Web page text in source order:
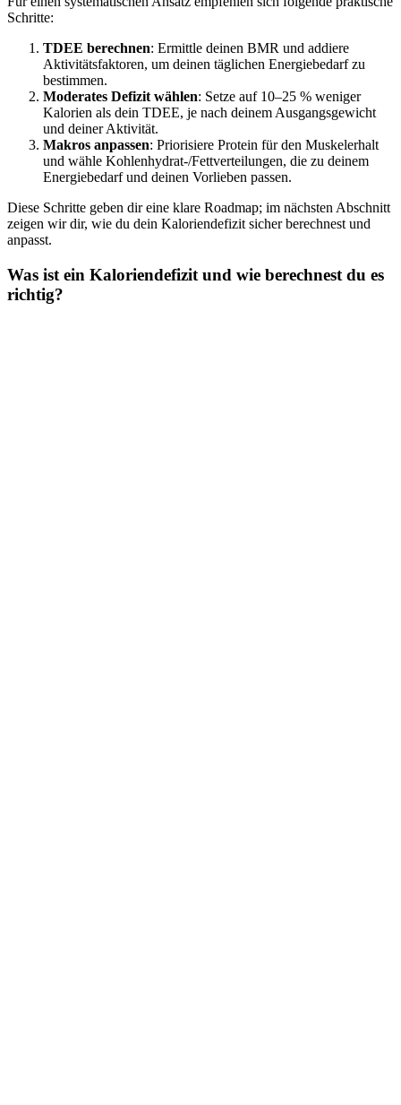
Schritte:
TDEE berechnen: Ermittle deinen BMR und addiere
Aktivitätsfaktoren, um deinen täglichen Energiebedarf zu
bestimmen.
Moderates Defizit wählen: Setze auf 10–25 % weniger
Kalorien als dein TDEE, je nach deinem Ausgangsgewicht
und deiner Aktivität.
Makros anpassen: Priorisiere Protein für den Muskelerhalt
und wähle Kohlenhydrat-/Fettverteilungen, die zu deinem
Energiebedarf und deinen Vorlieben passen.
Diese Schritte geben dir eine klare Roadmap; im nächsten Abschnitt
zeigen wir dir, wie du dein Kaloriendefizit sicher berechnest und
anpasst.
Was ist ein Kaloriendefizit und wie berechnest du es
richtig?